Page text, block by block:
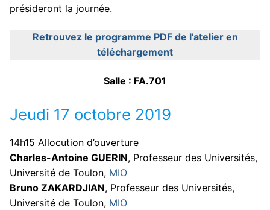
présideront la journée.
Retrouvez le programme PDF de l’atelier en
téléchargement
Salle : FA.701
Jeudi 17 octobre 2019
14h15 Allocution d’ouverture
Charles-Antoine GUERIN, Professeur des Universités,
Université de Toulon, MIO
Bruno ZAKARDJIAN, Professeur des Universités,
Université de Toulon, MIO